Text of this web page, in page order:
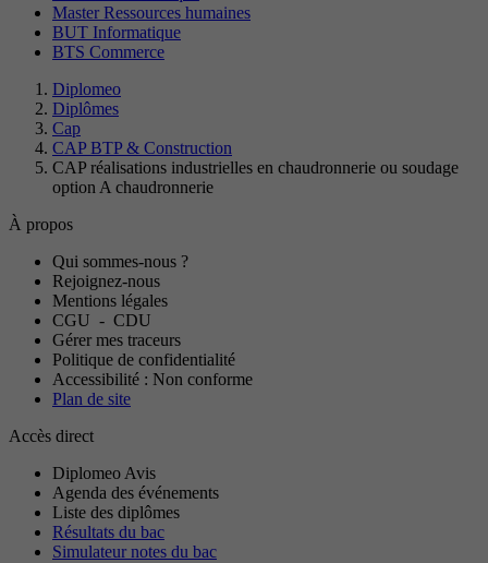
Master Ressources humaines
BUT Informatique
BTS Commerce
Diplomeo
Diplômes
Cap
CAP BTP & Construction
CAP réalisations industrielles en chaudronnerie ou soudage
option A chaudronnerie
À propos
Qui sommes-nous ?
Rejoignez-nous
Mentions légales
CGU - CDU
Gérer mes traceurs
Politique de confidentialité
Accessibilité : Non conforme
Plan de site
Accès direct
Diplomeo Avis
Agenda des événements
Liste des diplômes
Résultats du bac
Simulateur notes du bac